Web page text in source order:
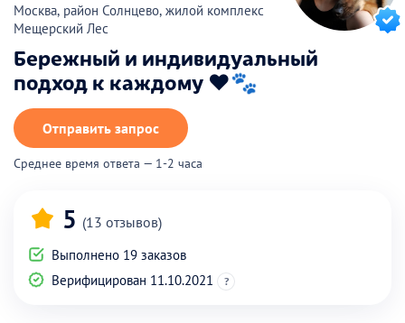
Москва, район Солнцево, жилой комплекс
Мещерский Лес
Бережный и индивидуальный
подход к каждому ❤️🐾
Отправить запрос
Среднее время ответа — 1-2 часа
5 (13 отзывов)
Выполнено 19 заказов
Верифицирован 11.10.2021
?